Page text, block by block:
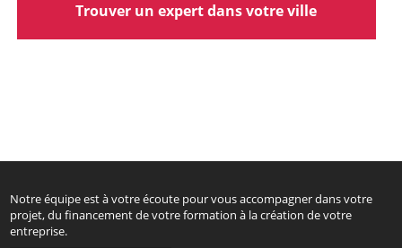
Trouver un expert dans votre ville
Notre équipe est à votre écoute pour vous accompagner dans votre
projet, du financement de votre formation à la création de votre
entreprise.